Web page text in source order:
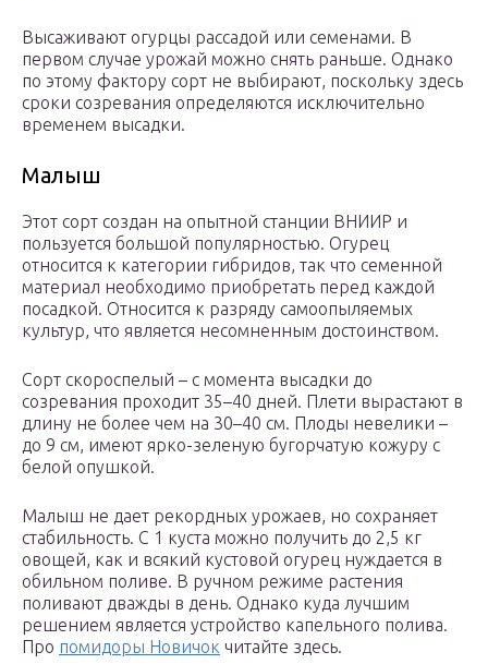
Высаживают огурцы рассадой или семенами. В
первом случае урожай можно снять раньше. Однако
по этому фактору сорт не выбирают, поскольку здесь
сроки созревания определяются исключительно
временем высадки.
Малыш
Этот сорт создан на опытной станции ВНИИР и
пользуется большой популярностью. Огурец
относится к категории гибридов, так что семенной
материал необходимо приобретать перед каждой
посадкой. Относится к разряду самоопыляемых
культур, что является несомненным достоинством.
Сорт скороспелый – с момента высадки до
созревания проходит 35–40 дней. Плети вырастают в
длину не более чем на 30–40 см. Плоды невелики –
до 9 см, имеют ярко-зеленую бугорчатую кожуру с
белой опушкой.
Малыш не дает рекордных урожаев, но сохраняет
стабильность. С 1 куста можно получить до 2,5 кг
овощей, как и всякий кустовой огурец нуждается в
обильном поливе. В ручном режиме растения
поливают дважды в день. Однако куда лучшим
решением является устройство капельного полива.
Про помидоры Новичок читайте здесь.